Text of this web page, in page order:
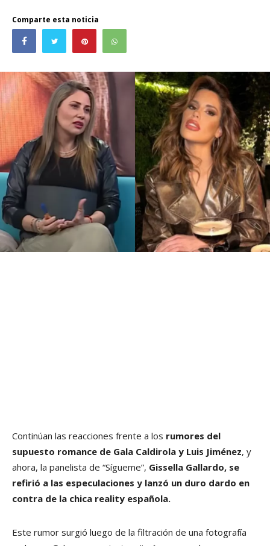
Comparte esta noticia
Continúan las reacciones frente a los rumores del
supuesto romance de Gala Caldirola y Luis Jiménez, y
ahora, la panelista de “Sígueme”, Gissella Gallardo, se
refirió a las especulaciones y lanzó un duro dardo en
contra de la chica reality española.
Este rumor surgió luego de la filtración de una fotografía